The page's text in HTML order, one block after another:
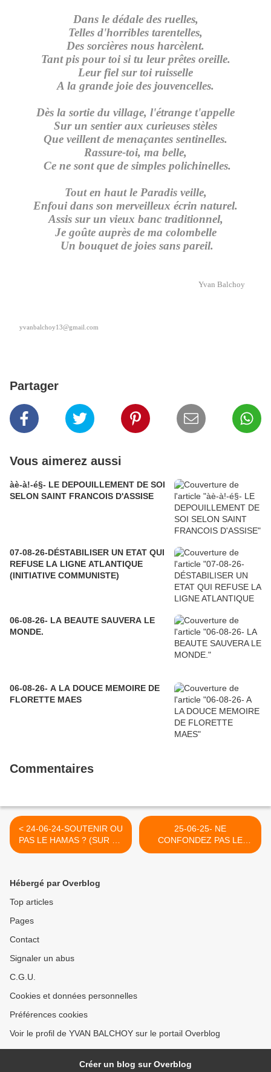
Dans le dédale des ruelles,
Telles d'horribles tarentelles,
Des sorcières nous harcèlent.
Tant pis pour toi si tu leur prêtes oreille.
Leur fiel sur toi ruisselle
A la grande joie des jouvencelles.
Dès la sortie du village, l'étrange t'appelle
Sur un sentier aux curieuses stèles
Que veillent de menaçantes sentinelles.
Rassure-toi, ma belle,
Ce ne sont que de simples polichinelles.
Tout en haut le Paradis veille,
Enfoui dans son merveilleux écrin naturel.
Assis sur un vieux banc traditionnel,
Je goûte auprès de ma colombelle
Un bouquet de joies sans pareil.
Yvan Balchoy
yvanbalchoy13@gmail.com
Partager
Vous aimerez aussi
àè-à!-é§- LE DEPOUILLEMENT DE SOI
SELON SAINT FRANCOIS D'ASSISE
07-08-26-DÉSTABILISER UN ETAT QUI
REFUSE LA LIGNE ATLANTIQUE
(INITIATIVE COMMUNISTE)
06-08-26- LA BEAUTE SAUVERA LE
MONDE.
06-08-26- A LA DOUCE MEMOIRE DE
FLORETTE MAES
Commentaires
< 24-06-24-SOUTENIR OU
PAS LE HAMAS ? (SUR CE
BLOG LE 24 MARS 2013
25-06-25- NE
CONFONDEZ PAS LE
SAINT NICOLAS DE
Hébergé par Overblog
Top articles
Pages
Contact
Signaler un abus
C.G.U.
Cookies et données personnelles
Préférences cookies
Voir le profil de YVAN BALCHOY sur le portail Overblog
Créer un blog sur Overblog